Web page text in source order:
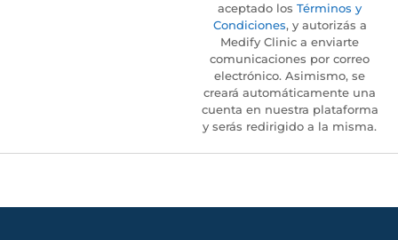
aceptado los Términos y
Condiciones, y autorizás a
Medify Clinic a enviarte
comunicaciones por correo
electrónico. Asimismo, se
creará automáticamente una
cuenta en nuestra plataforma
y serás redirigido a la misma.